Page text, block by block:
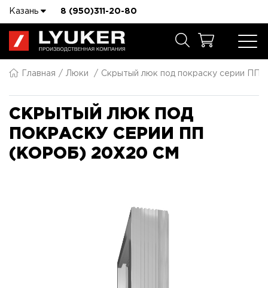
Казань 8 (950)311-20-80
Главная Люки Скрытый люк под покраску серии ПП
СКРЫТЫЙ ЛЮК ПОД
ПОКРАСКУ СЕРИИ ПП
(КОРОБ) 20X20 СМ